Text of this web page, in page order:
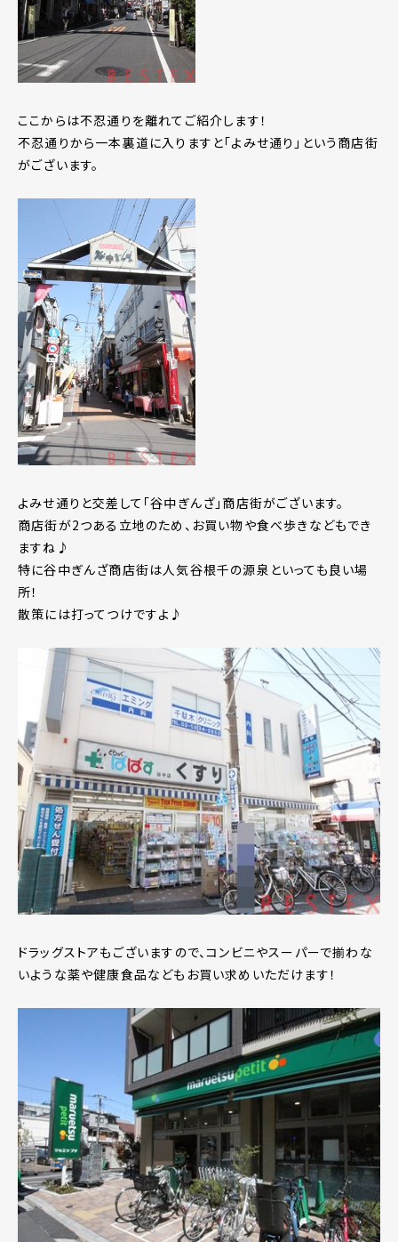
ここからは不忍通りを離れてご紹介します！
不忍通りから一本裏道に入りますと「よみせ通り」という商店街
がございます。
よみせ通りと交差して「谷中ぎんざ」商店街がございます。
商店街が2つある立地のため、お買い物や食べ歩きなどもでき
ますね♪
特に谷中ぎんざ商店街は人気谷根千の源泉といっても良い場
所！
散策には打ってつけですよ♪
ドラッグストアもございますので、コンビニやスーパーで揃わな
いような薬や健康食品などもお買い求めいただけます！